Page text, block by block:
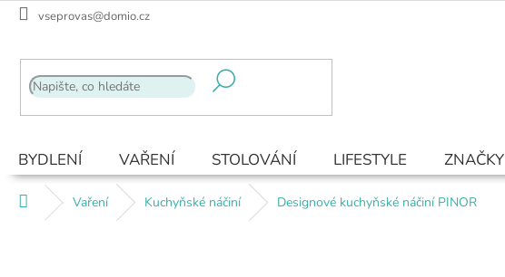
Přejít
vseprovas@domio.cz
BYDLENÍ VAŘENÍ STOLOVÁNÍ LIFESTYLE ZNAČKY
Domů Vaření Kuchyňské náčiní Designové kuchyňské náčiní PINOR